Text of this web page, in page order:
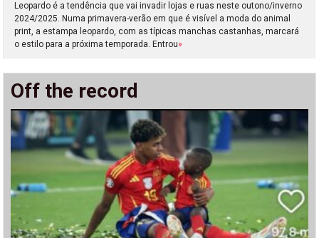
Leopardo é a tendência que vai invadir lojas e ruas neste outono/inverno
2024/2025. Numa primavera-verão em que é visível a moda do animal
print, a estampa leopardo, com as típicas manchas castanhas, marcará
o estilo para a próxima temporada. Entrou»
Off the record